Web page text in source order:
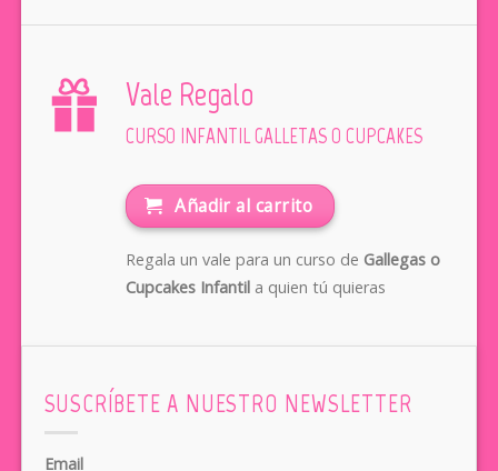
Vale Regalo
CURSO INFANTIL GALLETAS O CUPCAKES
Añadir al carrito
Regala un vale para un curso de Gallegas o
Cupcakes Infantila quien tú quieras
SUSCRÍBETE A NUESTRO NEWSLETTER
Email